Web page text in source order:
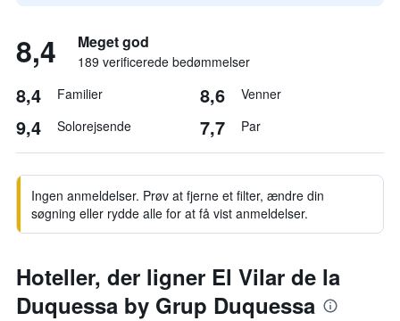
8,4 Meget god
189 verificerede bedømmelser
8,4 Familier 8,6 Venner
9,4 Solorejsende 7,7 Par
Ingen anmeldelser. Prøv at fjerne et filter, ændre din
søgning eller rydde alle for at få vist anmeldelser.
Hoteller, der ligner El Vilar de la
Duquessa by Grup Duquessa